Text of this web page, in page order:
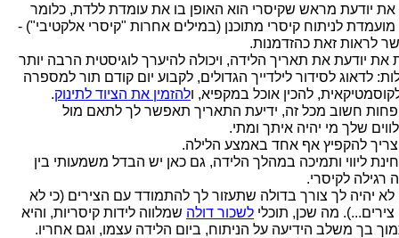
יודעת מראש שקיסרי הוא האופן בו את עומדת ללדת, כלומר
לניתוח קיסרי מתוכנן (במילים אחרות "קיסרי אלקטיבי") -
לראות זאת כהזדמנות.
את יודעת את תאריך הלידה, ויכולה להיערך לוגיסטית הרבה יותר
לדאוג לסידור לילדייך הגדולים, לקבוע יום קודם תור למספרה
להכין אוכל במקפיא, ולהזמין את הציוד לתינוק.
חשוב מכל זה, ידיעת התאריך תאפשר לך לתאם מול
שלך מי יהיה איתך ומתי.
להקפיץ אף אחד באמצע הלילה.
ליווי ותמיכה במהלך הלידה, גם כאן יש הבדל משמעותי בין
רגילה לקיסרי.
לא יהיה לך צורך בדולה שתעזור לך להתמודד עם הצירים (כי לא
צירים...). מה שכן, תוכלי לשכור דולה שמלווה לידות קיסריות, והיא
בך משלב הידיעה על הניתוח, ביום הלידה עצמו, וגם אחריו.